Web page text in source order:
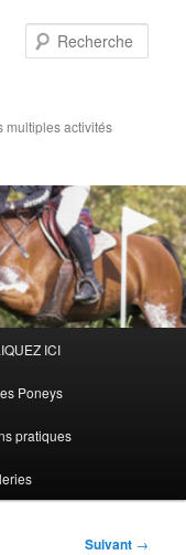
multiples activités
ICI
Poneys
pratiques
Suivant →